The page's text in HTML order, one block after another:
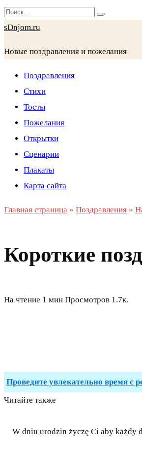
Перейти
к
Search
for:
sDnjom.ru
Новые поздравления и пожелания
Поздравления
Стихи
Тосты
Пожелания
Открытки
Сценарии
Плакаты
Карта сайта
Главная страница » Поздравления »
Короткие
На чтение 1 мин Просмотров 1.7к.
Проведите увлекательно время с
Читайте также
W dniu urodzin życzę Ci aby każdy